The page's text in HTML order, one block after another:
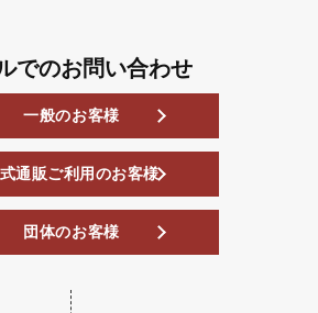
でのお問い合わせ
一般のお客様
通販ご利用のお客様
団体のお客様